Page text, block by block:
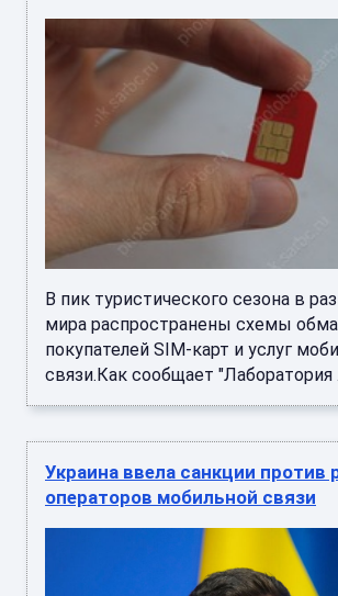
В пик туристического сезона в
мира распространены схемы
покупателей SIM‑карт и услуг
связи.Как сообщает "Лаборатория
Украина ввела санкции против
операторов мобильной связи